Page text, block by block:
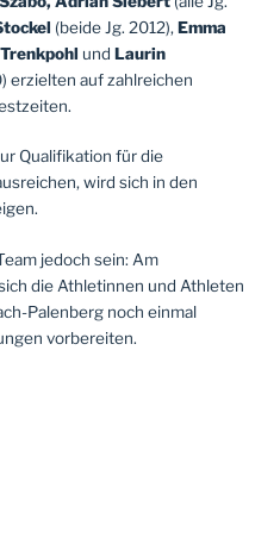
(beide Jg. 2012), Emma
und Laurin
erzielten auf zahlreichen
Qualifikation für die
wird sich in den
jedoch sein: Am
die Athletinnen und Athleten
Palenberg noch einmal
vorbereiten.